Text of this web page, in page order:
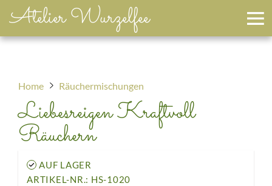
Atelier Wurzelfee
Home Räuchermischungen
Liebesreigen Kraftvoll
Räuchern
AUF LAGER
ARTIKEL-NR.: HS-1020